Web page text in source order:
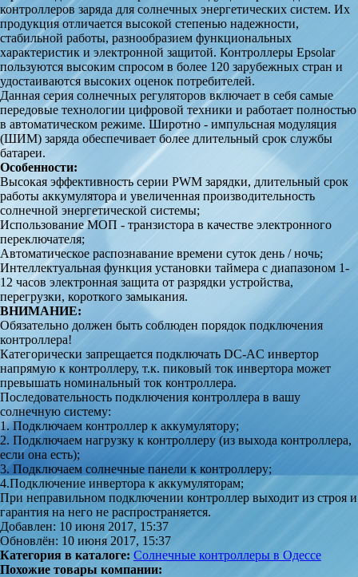
контроллеров заряда для солнечных энергетических систем. Их
продукция отличается высокой степенью надежности,
стабильной работы, разнообразием функциональных
характеристик и электронной защитой. Контроллеры Epsolar
пользуются высоким спросом в более 120 зарубежных стран и
удостаиваются высоких оценок потребителей.
Данная серия солнечных регуляторов включает в себя самые
передовые технологии цифровой техники и работает полностью
в автоматическом режиме. Широтно - импульсная модуляция
(ШИМ) заряда обеспечивает более длительный срок службы
батареи.
Особенности:
Высокая эффективность серии PWM зарядки, длительный срок
работы аккумулятора и увеличенная производительность
солнечной энергетической системы;
Использование МОП - транзистора в качестве электронного
переключателя;
Автоматическое распознавание времени суток день / ночь;
Интеллектуальная функция установки таймера с диапазоном 1-
12 часов электронная защита от разрядки устройства,
перегрузки, короткого замыкания.
ВНИМАНИЕ:
Обязательно должен быть соблюден порядок подключения
контроллера!
Категорически запрещается подключать DC-AC инвертор
напрямую к контроллеру, т.к. пиковый ток инвертора может
превышать номинальный ток контроллера.
Последовательность подключения контроллера в вашу
солнечную систему:
1. Подключаем контроллер к аккумулятору;
2. Подключаем нагрузку к контроллеру (из выхода контроллера,
если она есть);
3. Подключаем солнечные панели к контроллеру;
4.Подключение инвертора к аккумуляторам;
При неправильном подключении контроллер выходит из строя и
гарантия на него не распространяется.
Добавлен: 10 июня 2017, 15:37
Обновлён: 10 июня 2017, 15:37
Категория в каталоге: Солнечные контроллеры в Одессе
Похожие товары компании: